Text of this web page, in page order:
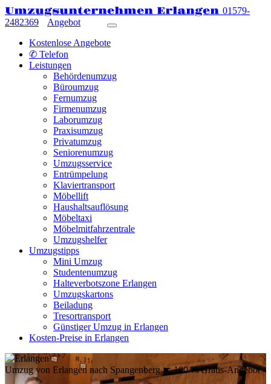
Umzugsunternehmen Erlangen 01579-
2482369
Angebot
Kostenlose Angebote
✆ Telefon
Leistungen
Behördenumzug
Büroumzug
Fernumzug
Firmenumzug
Laborumzug
Praxisumzug
Privatumzug
Seniorenumzug
Umzugsservice
Entrümpelung
Klaviertransport
Möbellift
Haushaltsauflösung
Möbeltaxi
Möbelmitfahrzentrale
Umzugshelfer
Umzugstipps
Mini Umzug
Studentenumzug
Halteverbotszone Erlangen
Umzugskartons
Beiladung
Tresortransport
Günstiger Umzug in Erlangen
Kosten-Preise in Erlangen
Umzug von Erlangen nach Spangenberg ☛ 100 % Gratis-Angebot